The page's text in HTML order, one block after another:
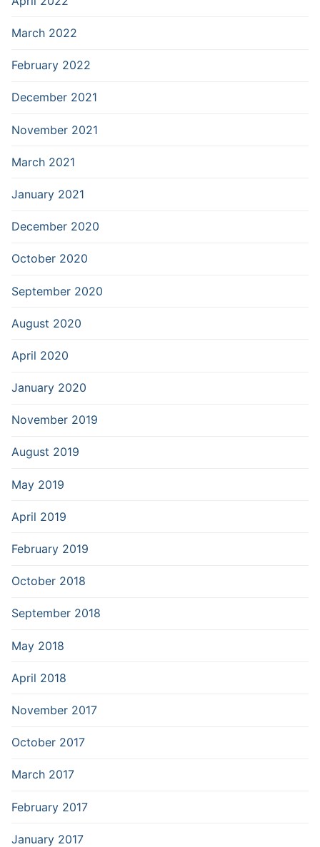
March 2022
February 2022
December 2021
November 2021
March 2021
January 2021
December 2020
October 2020
September 2020
August 2020
April 2020
January 2020
November 2019
August 2019
May 2019
April 2019
February 2019
October 2018
September 2018
May 2018
April 2018
November 2017
October 2017
March 2017
February 2017
January 2017